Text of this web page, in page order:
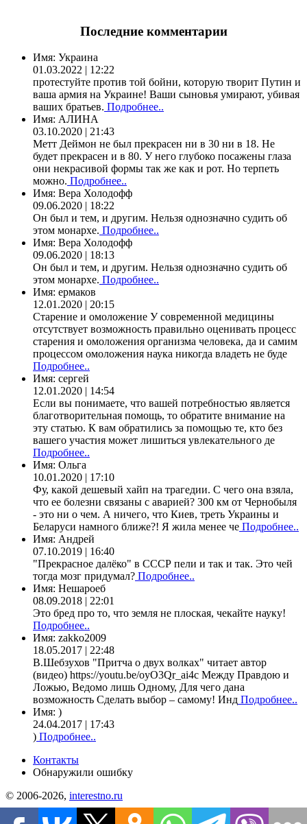
Последние комментарии
Имя: Украина
01.03.2022 | 12:22
протестуйте против той бойни, которую творит Путин и
ваша армия на Украине! Ваши сыновья умирают, убивая
ваших братьев. Подробнее..
Имя: АЛИНА
03.10.2020 | 21:43
Метт Деймон не был прекрасен ни в 30 ни в 18. Не
будет прекрасен и в 80. У него глубоко посажены глаза
они некрасивой формы так же как и рот. Но терпеть
можно. Подробнее..
Имя: Вера Холодофф
09.06.2020 | 18:22
Он был и тем, и другим. Нельзя однозначно судить об
этом монархе. Подробнее..
Имя: Вера Холодофф
09.06.2020 | 18:13
Он был и тем, и другим. Нельзя однозначно судить об
этом монархе. Подробнее..
Имя: ермаков
12.01.2020 | 20:15
Старение и омоложение У современной медицины
отсутствует возможность правильно оценивать процесс
старения и омоложения организма человека, да и самим
процессом омоложения наука никогда владеть не буде
Подробнее..
Имя: сергей
12.01.2020 | 14:54
Если вы понимаете, что вашей потребностью является
благотворительная помощь, то обратите внимание на
эту статью. К вам обратились за помощью те, кто без
вашего участия может лишиться увлекательного де
Подробнее..
Имя: Ольга
10.01.2020 | 17:10
Фу, какой дешевый хайп на трагедии. С чего она взяла,
что ее болезни связаны с аварией? 300 км от Чернобыля
- это ни о чем. А ничего, что Киев, треть Украины и
Беларуси намного ближе?! Я жила менее че Подробнее..
Имя: Андрей
07.10.2019 | 16:40
"Прекрасное далёко" в СССР пели и так и так. Это чей
тогда мозг придумал? Подробнее..
Имя: Нешароеб
08.09.2018 | 22:01
Это бред про то, что земля не плоская, чекайте науку!
Подробнее..
Имя: zakko2009
18.05.2017 | 22:48
В.Шебзухов "Притча о двух волках" читает автор
(видео) https://youtu.be/oyO3Qr_ai4c Между Правдою и
Ложью, Ведомо лишь Одному, Для чего дана
возможность Сделать выбор – самому! Инд Подробнее..
Имя: )
24.04.2017 | 17:43
) Подробнее..
Контакты
Обнаружили ошибку
© 2006-2026, interestno.ru